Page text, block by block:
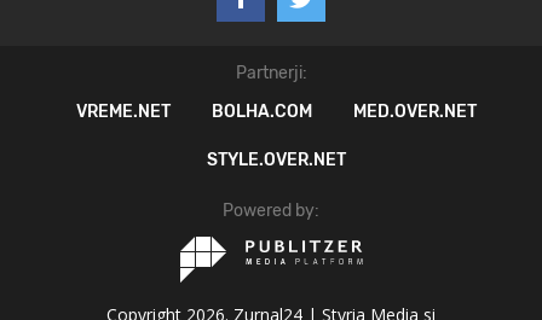
Partnerji:
VREME.NET
BOLHA.COM MED.OVER.NET
STYLE.OVER.NET
Powered by:
Copyright 2026. Zurnal24 | Styria Media si